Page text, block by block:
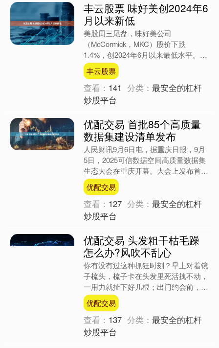
丰云股票 味好美创2024年6
月以来新低
美股周三尾盘，味好美公司
（McCormick，MKC）股价下跌
1.4%，创2024年6月以来最低水平。
海量资讯、精准解读，尽在新浪财经
APP 责任编辑：张俊 ....
丰云股票
查看： 141 分类：最安全的杠杆
炒股平台
优配交易 首批85个高质量
数据集建设清单发布
人民财讯9月6日电，据重庆日报，9月
5日，2025可信数据空间高质量数据集
生态大会在重庆开幕。大会上发布首批
85个高质量数据集建设清单，启动
2025高质量数据集....
优配交易
查看： 127 分类：最安全的杠杆
炒股平台
优配交易 头发粗干枯毛躁
怎么办?风吹不乱心
你有没有过这种抓狂时刻？早上对着镜
子梳头，梳子卡在头发里死活拽不动，
一用力就扯下好几根；出门约会前，精
心吹好的发型被风一吹，瞬间炸成"金
毛狮王"；更别提每次去理....
优配交易
查看： 137 分类：最安全的杠杆
炒股平台